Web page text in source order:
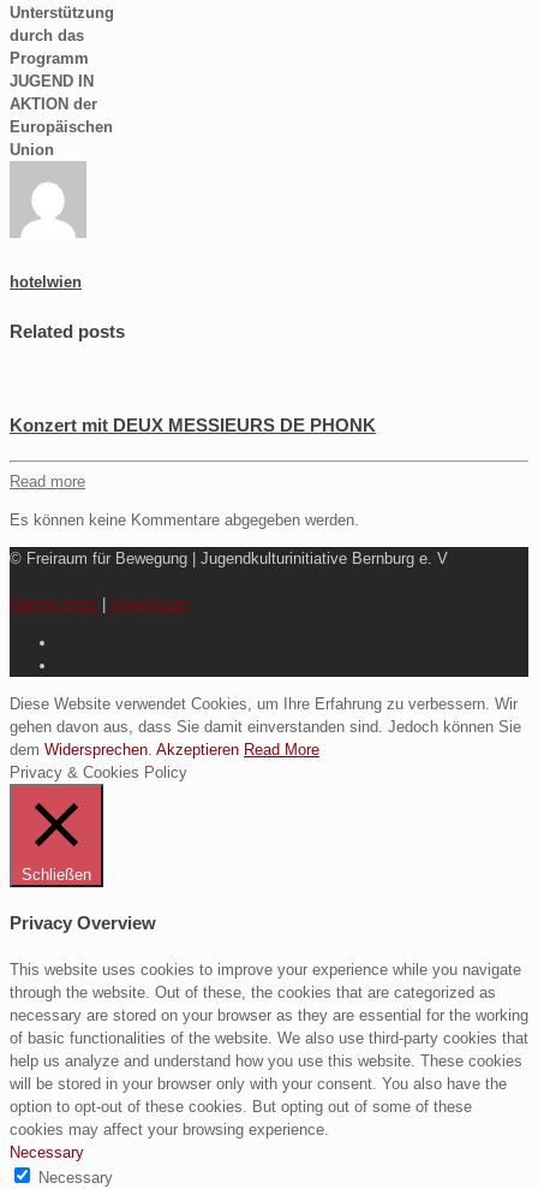
Unterstützung
durch das
Programm
JUGEND IN
AKTION der
Europäischen
Union
hotelwien
Related posts
Konzert mit DEUX MESSIEURS DE PHONK
Read more
Es können keine Kommentare abgegeben werden.
© Freiraum für Bewegung | Jugendkulturinitiative Bernburg e. V
Datenschutz Impressum
Diese Website verwendet Cookies, um Ihre Erfahrung zu verbessern. Wir
gehen davon aus, dass Sie damit einverstanden sind. Jedoch können Sie
dem Widersprechen. Akzeptieren Read More
Privacy & Cookies Policy
Schließen
Privacy Overview
This website uses cookies to improve your experience while you navigate
through the website. Out of these, the cookies that are categorized as
necessary are stored on your browser as they are essential for the working
of basic functionalities of the website. We also use third-party cookies that
help us analyze and understand how you use this website. These cookies
will be stored in your browser only with your consent. You also have the
option to opt-out of these cookies. But opting out of some of these
cookies may affect your browsing experience.
Necessary
Necessary